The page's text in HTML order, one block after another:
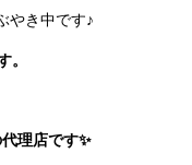
やき中です♪
。
理店です✨